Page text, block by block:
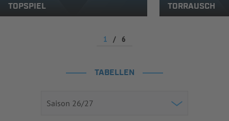
TOPSPIEL
TORRAUSCH
1 / 6
TABELLEN